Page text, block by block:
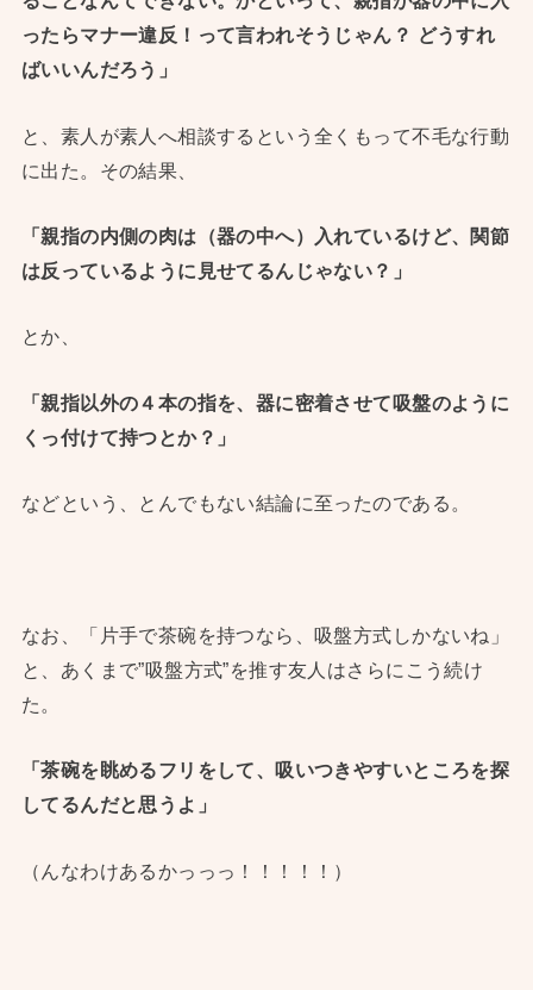
ったらマナー違反！って言われそうじゃん？ どうすれ
ばいいんだろう」
と、素人が素人へ相談するという全くもって不毛な行動
に出た。その結果、
「親指の内側の肉は（器の中へ）入れているけど、関節
は反っているように見せてるんじゃない？」
とか、
「親指以外の４本の指を、器に密着させて吸盤のように
くっ付けて持つとか？」
などという、とんでもない結論に至ったのである。
なお、「片手で茶碗を持つなら、吸盤方式しかないね」
と、あくまで”吸盤方式”を推す友人はさらにこう続け
た。
「茶碗を眺めるフリをして、吸いつきやすいところを探
してるんだと思うよ」
（んなわけあるかっっっ！！！！！）